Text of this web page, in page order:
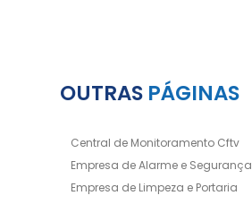
OUTRAS PÁGINAS
Central de Monitoramento Cftv
Empresa de Alarme e Segurança
Empresa de Limpeza e Portaria